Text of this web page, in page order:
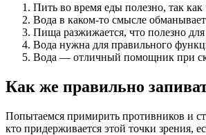
Пить во время еды полезно, так
Вода в каком-то смысле
Пища разжижается, что полезно
Вода нужна для правильного
Вода — отличный помощник при
Как же правильно
Попытаемся примирить противников и
кто придерживается этой точки